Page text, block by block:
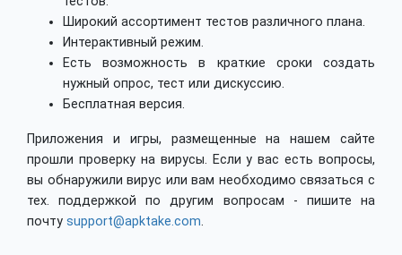
Широкий ассортимент тестов различного плана.
Интерактивный режим.
Есть возможность в краткие сроки создать
нужный опрос, тест или дискуссию.
Бесплатная версия.
Приложения и игры, размещенные на нашем сайте
прошли проверку на вирусы. Если у вас есть вопросы,
вы обнаружили вирус или вам необходимо связаться с
тех. поддержкой по другим вопросам - пишите на
почту support@apktake.com.